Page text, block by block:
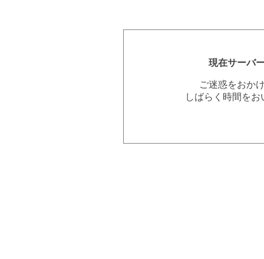
現在サーバ
ご迷惑をおか
しばらく時間を